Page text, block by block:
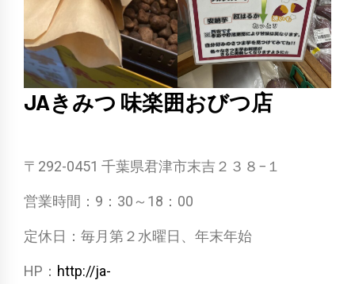
JAきみつ 味楽囲おびつ店
〒292-0451 千葉県君津市末吉２３８−１
営業時間：9：30～18：00
定休日：毎月第２水曜日、年末年始
HP： http://ja-